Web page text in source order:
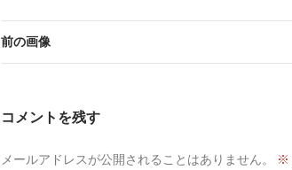
前の画像
コメントを残す
メールアドレスが公開されることはありません。 ※